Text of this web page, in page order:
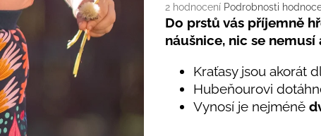
Průměrné
hodnocení
produktu
je
hvězdiček.
2 hodnocení Podrobnosti
Do prstů vás příjemně
náušnice, nic se nemusí
Kraťasy jsou akorát
Hubeňourovi
Vynosí je nejméně
Doporučujeme
ČEPICE UV 30 SVĚTLE MODRÁ